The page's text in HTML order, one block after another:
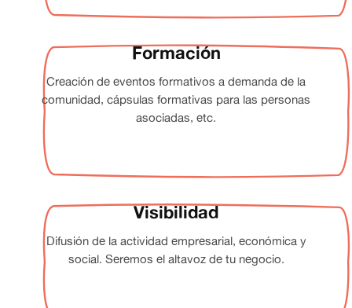
Formación
Creación de eventos formativos a demanda de la
comunidad, cápsulas formativas para las personas
asociadas, etc.
Visibilidad
Difusión de la actividad empresarial, económica y
social. Seremos el altavoz de tu negocio.